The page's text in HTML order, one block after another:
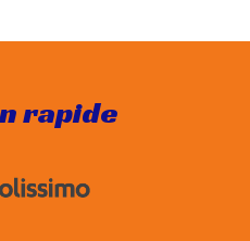
rapide